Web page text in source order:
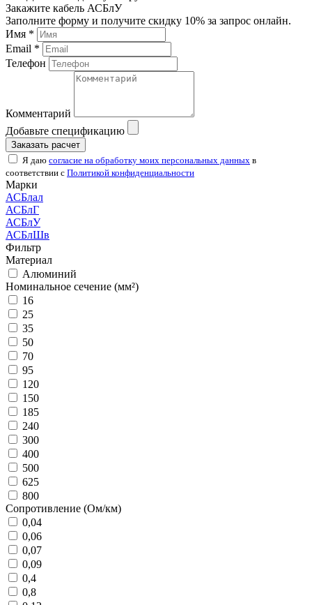
Закажите кабель АСБлУ
Заполните форму и получите скидку 10% за запрос онлайн.
Имя *
Email *
Телефон
Комментарий
Добавьте спецификацию
Заказать расчет
Я даю согласие на обработку моих персональных данных в
соответствии с Политикой конфиденциальности
Марки
АСБлал
АСБлГ
АСБлУ
АСБлШв
Фильтр
Материал
Алюминий
Номинальное сечение (мм²)
16
25
35
50
70
95
120
150
185
240
300
400
500
625
800
Сопротивление (Ом/км)
0,04
0,06
0,07
0,09
0,4
0,8